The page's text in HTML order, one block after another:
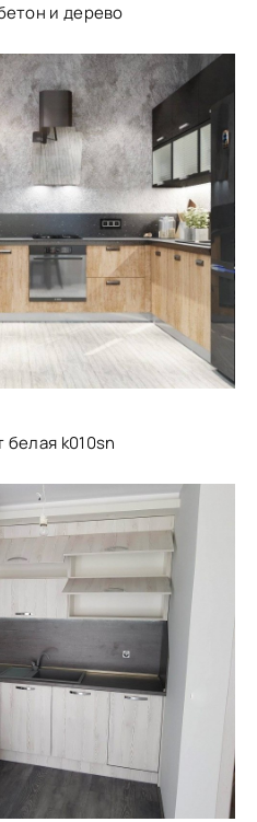
и дерево
k010sn